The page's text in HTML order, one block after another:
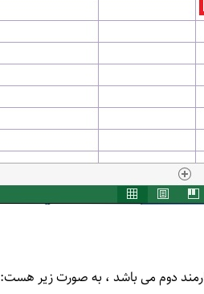
دوم می باشد ، به صورت زیر هست: